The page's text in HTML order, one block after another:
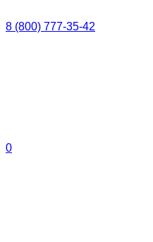
8 (800) 777-35-42
0